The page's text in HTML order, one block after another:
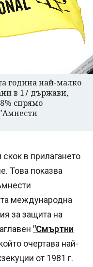
година най-малко
в 17 държави,
спрямо
в прилагането
Това показва
международна
за защита на
"Смъртни
очертава най-
от 1981 г.